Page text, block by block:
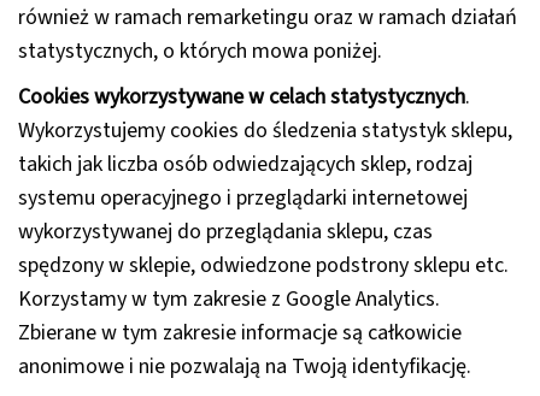
również w ramach remarketingu oraz w ramach działań
statystycznych, o których mowa poniżej.
Cookies wykorzystywane w celach statystycznych.
Wykorzystujemy cookies do śledzenia statystyk sklepu,
takich jak liczba osób odwiedzających sklep, rodzaj
systemu operacyjnego i przeglądarki internetowej
wykorzystywanej do przeglądania sklepu, czas
spędzony w sklepie, odwiedzone podstrony sklepu etc.
Korzystamy w tym zakresie z Google Analytics.
Zbierane w tym zakresie informacje są całkowicie
anonimowe i nie pozwalają na Twoją identyfikację.